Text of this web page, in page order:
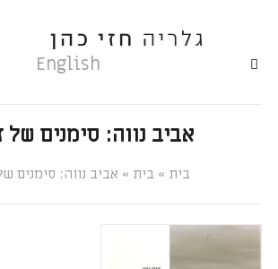
English
אביב נווה: סימנים של
»
» אביב נווה: סימנים